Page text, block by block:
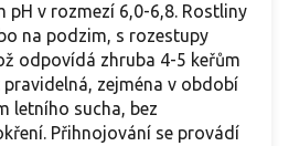
pH v rozmezí 6,0-6,8. Rostliny
na podzim, s rozestupy
odpovídá zhruba 4-5 keřům
pravidelná, zejména v období
letního sucha, bez
Přihnojování se provádí